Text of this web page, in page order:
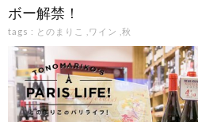
ボー解禁！
tags : とのまりこ ワイン 秋